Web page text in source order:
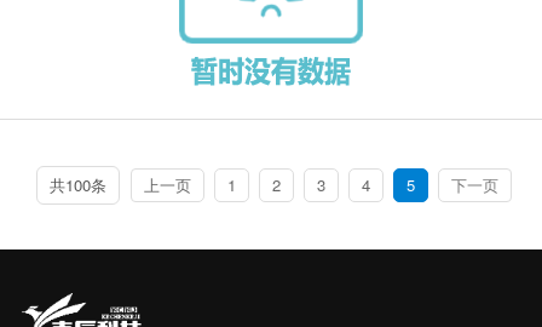
共100条 上一页 1 2 3 4 5 下一页